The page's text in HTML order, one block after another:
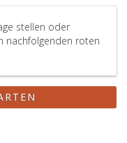
stellen oder
nachfolgenden roten